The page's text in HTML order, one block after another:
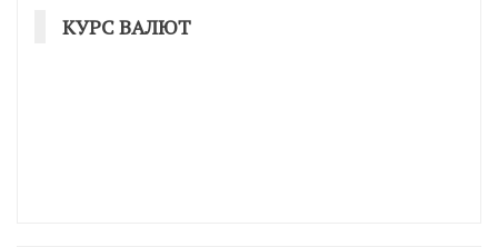
КУРС ВАЛЮТ